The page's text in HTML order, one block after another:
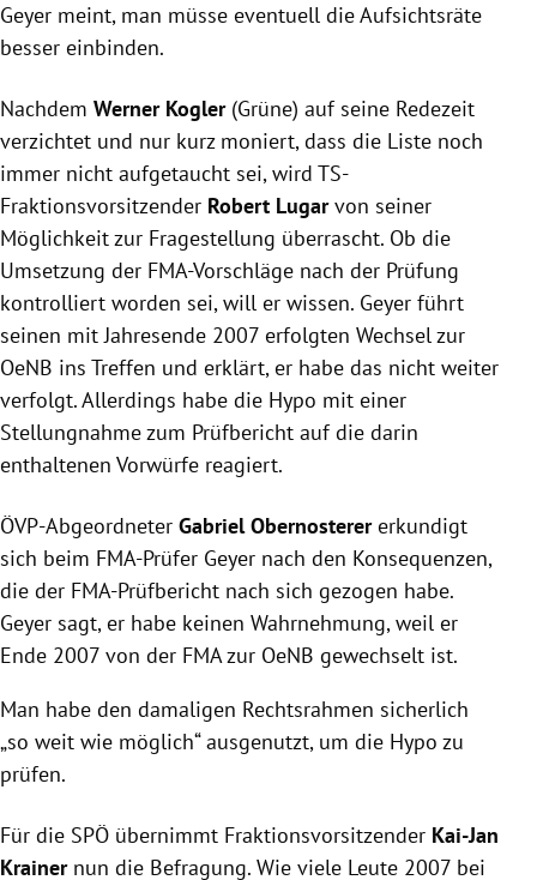
Geyer meint, man müsse eventuell die Aufsichtsräte
besser einbinden.
Nachdem Werner Kogler(Grüne) auf seine Redezeit
verzichtet und nur kurz moniert, dass die Liste noch
immer nicht aufgetaucht sei, wird TS-
Fraktionsvorsitzender Robert Lugarvon seiner
Möglichkeit zur Fragestellung überrascht. Ob die
Umsetzung der FMA-Vorschläge nach der Prüfung
kontrolliert worden sei, will er wissen. Geyer führt
seinen mit Jahresende 2007 erfolgten Wechsel zur
OeNB ins Treffen und erklärt, er habe das nicht weiter
verfolgt. Allerdings habe die Hypo mit einer
Stellungnahme zum Prüfbericht auf die darin
enthaltenen Vorwürfe reagiert.
ÖVP-Abgeordneter Gabriel Obernosterer erkundigt
sich beim FMA-Prüfer Geyer nach den Konsequenzen,
die der FMA-Prüfbericht nach sich gezogen habe.
Geyer sagt, er habe keinen Wahrnehmung, weil er
Ende 2007 von der FMAzur OeNB gewechselt ist.
Man habe den damaligen Rechtsrahmen sicherlich
„so weit wie möglich“ ausgenutzt, um die Hypo zu
prüfen.
Für die SPÖ übernimmt Fraktionsvorsitzender Kai-Jan
Krainer nun die Befragung. Wie viele Leute 2007 bei